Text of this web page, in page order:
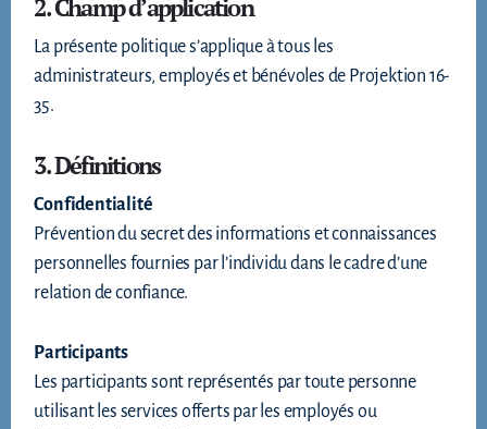
2. Champ d’application
La présente politique s’applique à tous les
administrateurs, employés et bénévoles de Projektion 16-
35.
3. Définitions
Confidentialité
Prévention du secret des informations et connaissances
personnelles fournies par l’individu dans le cadre d’une
relation de confiance.
Participants
Les participants sont représentés par toute personne
utilisant les services offerts par les employés ou